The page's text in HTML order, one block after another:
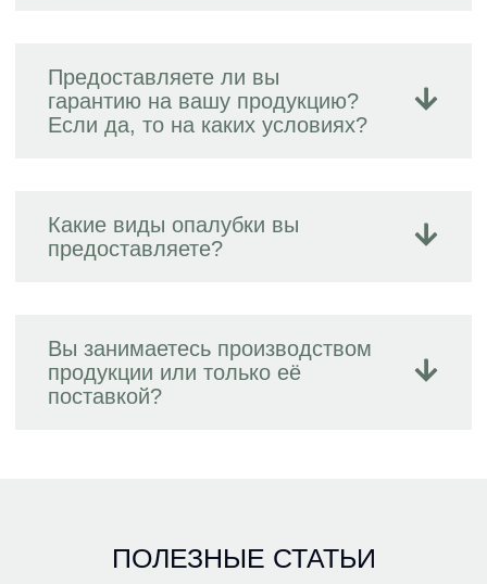
Предоставляете ли вы
гарантию на вашу продукцию?
Если да, то на каких условиях?
Какие виды опалубки вы
предоставляете?
Вы занимаетесь производством
продукции или только её
поставкой?
ПОЛЕЗНЫЕ СТАТЬИ